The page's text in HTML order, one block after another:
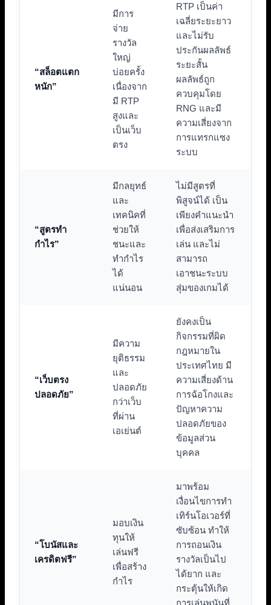
“สล็อตแตก
หนัก”
มีการ
จ่าย
รางวัล
ใหญ่
บ่อยครั้ง
เนื่องจาก
มี RTP
สูงและ
เป็นเว็บ
ตรง
RTP เป็นค่า
เฉลี่ยระยะยาว
และไม่รับ
ประกันผลลัพธ์
ระยะสั้น
ผลลัพธ์ถูก
ควบคุมโดย
RNG และมี
ความเสี่ยงจาก
การแทรกแซง
ระบบ
“สูตรทำ
กำไร”
มีกลยุทธ์
และ
เทคนิคที่
ช่วยให้
ชนะและ
ทำกำไร
ได้
แน่นอน
ไม่มีสูตรที่
พิสูจน์ได้ เป็น
เพียงคำแนะนำ
เพื่อส่งเสริมการ
เล่น และไม่
สามารถ
เอาชนะระบบ
สุ่มของเกมได้
“เว็บตรง
ปลอดภัย”
มีความ
ยุติธรรม
และ
ปลอดภัย
กว่าเว็บ
ที่ผ่าน
เอเย่นต์
ยังคงเป็น
กิจกรรมที่ผิด
กฎหมายใน
ประเทศไทย มี
ความเสี่ยงด้าน
การฉ้อโกงและ
ปัญหาความ
ปลอดภัยของ
ข้อมูลส่วน
บุคคล
“โบนัสและ
เครดิตฟรี”
มอบเงิน
ทุนให้
เล่นฟรี
เพื่อสร้าง
กำไร
มาพร้อม
เงื่อนไขการทำ
เทิร์นโอเวอร์ที่
ซับซ้อน ทำให้
การถอนเงิน
รางวัลเป็นไป
ได้ยาก และ
กระตุ้นให้เกิด
การเล่นพนันที่